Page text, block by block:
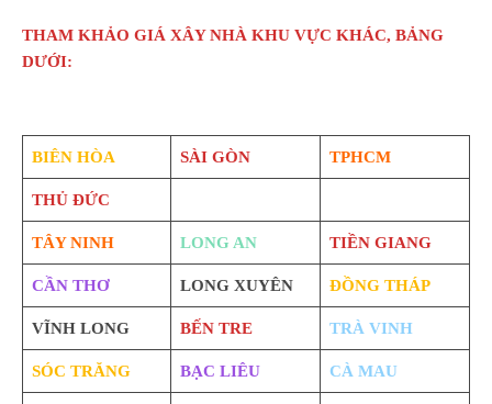
THAM KHẢO GIÁ XÂY NHÀ KHU VỰC KHÁC, BẢNG
DƯỚI:
BIÊN HÒA SÀI GÒN TPHCM
THỦ ĐỨC
TÂY NINH LONG AN TIỀN GIANG
CẦN THƠ LONG XUYÊN ĐỒNG THÁP
VĨNH LONG BẾN TRE TRÀ VINH
SÓC TRĂNG BẠC LIÊU CÀ MAU